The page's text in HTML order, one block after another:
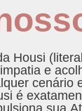
Housi
e
cenário
é
sua